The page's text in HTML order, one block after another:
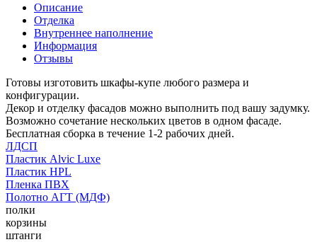
Описание
Отделка
Внутреннее наполнение
Информация
Отзывы
Готовы изготовить шкафы-купе любого размера и
конфигурации.
Декор и отделку фасадов можно выполнить под вашу задумку.
Возможно сочетание нескольких цветов в одном фасаде.
Бесплатная сборка в течение 1-2 рабочих дней.
ЛДСП
Пластик Alvic Luxe
Пластик HPL
Пленка ПВХ
Полотно АГТ (МДФ)
полки
корзины
штанги